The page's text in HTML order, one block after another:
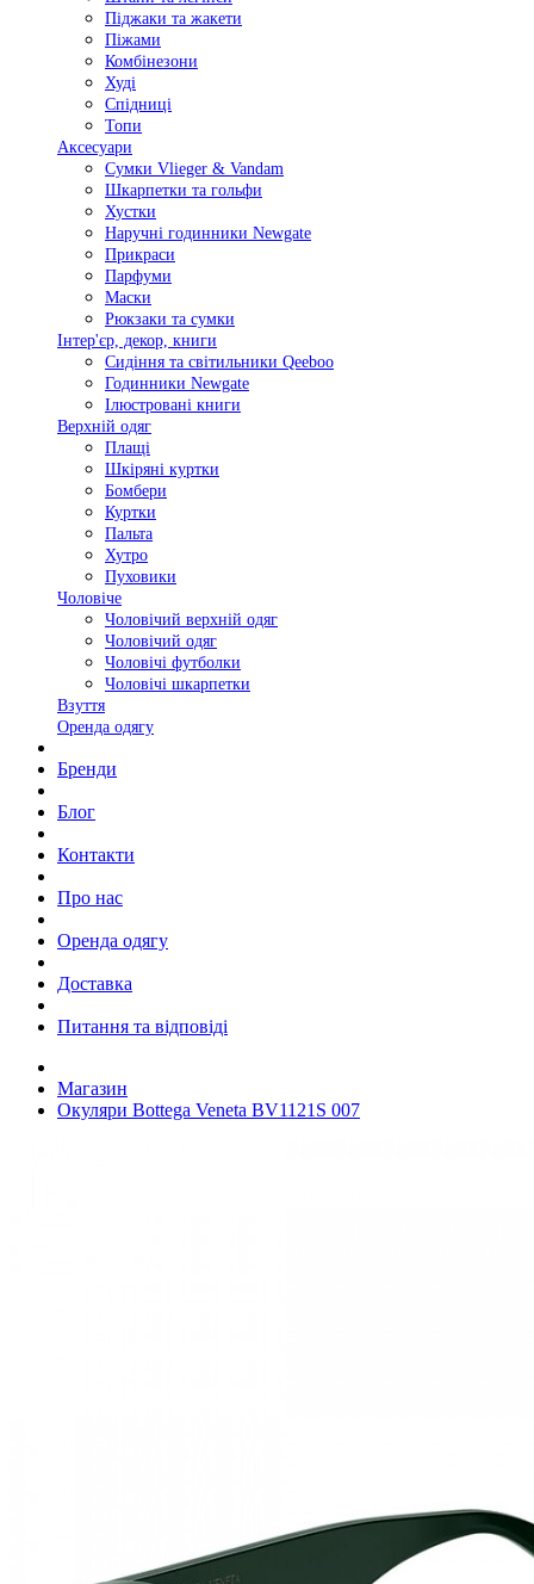
Піджаки та жакети
Піжами
Комбінезони
Худі
Спідниці
Топи
Аксесуари
Сумки Vlieger & Vandam
Шкарпетки та гольфи
Хустки
Наручні годинники Newgate
Прикраси
Парфуми
Маски
Рюкзаки та сумки
Інтер'єр, декор, книги
Сидіння та світильники Qeeboo
Годинники Newgate
Ілюстровані книги
Верхній одяг
Плащі
Шкіряні куртки
Бомбери
Куртки
Пальта
Хутро
Пуховики
Чоловіче
Чоловічий верхній одяг
Чоловічий одяг
Чоловічі футболки
Чоловічі шкарпетки
Взуття
Оренда одягу
Бренди
Блог
Контакти
Про нас
Оренда одягу
Доставка
Питання та відповіді
Магазин
Окуляри Bottega Veneta BV1121S 007